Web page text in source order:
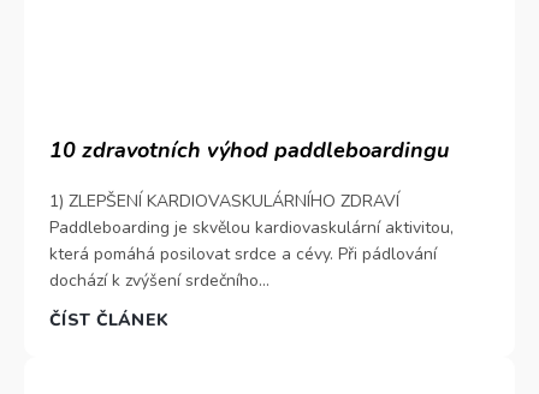
10 zdravotních výhod paddleboardingu
1) ZLEPŠENÍ KARDIOVASKULÁRNÍHO ZDRAVÍ
Paddleboarding je skvělou kardiovaskulární aktivitou,
která pomáhá posilovat srdce a cévy. Při pádlování
dochází k zvýšení srdečního...
ČÍST ČLÁNEK